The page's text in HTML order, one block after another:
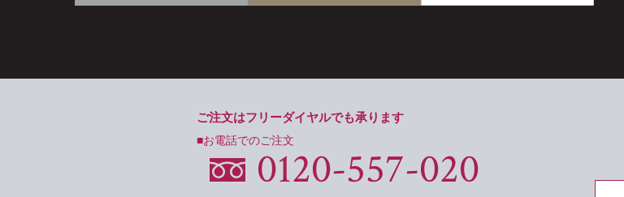
ご注文はフリーダイヤルでも承ります
■お電話でのご注文
0120-557-020